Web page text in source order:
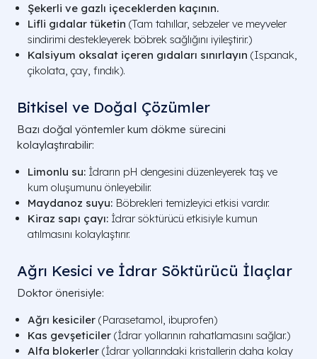
Şekerli ve gazlı içeceklerden kaçının.
Lifli gıdalar tüketin (Tam tahıllar, sebzeler ve meyveler
sindirimi destekleyerek böbrek sağlığını iyileştirir.)
Kalsiyum oksalat içeren gıdaları sınırlayın (Ispanak,
çikolata, çay, fındık).
Bitkisel ve Doğal Çözümler
Bazı doğal yöntemler kum dökme sürecini
kolaylaştırabilir:
Limonlu su: İdrarın pH dengesini düzenleyerek taş ve
kum oluşumunu önleyebilir.
Maydanoz suyu: Böbrekleri temizleyici etkisi vardır.
Kiraz sapı çayı: İdrar söktürücü etkisiyle kumun
atılmasını kolaylaştırır.
Ağrı Kesici ve İdrar Söktürücü İlaçlar
Doktor önerisiyle:
Ağrı kesiciler (Parasetamol, ibuprofen)
Kas gevşeticiler (İdrar yollarının rahatlamasını sağlar.)
Alfa blokerler (İdrar yollarındaki kristallerin daha kolay